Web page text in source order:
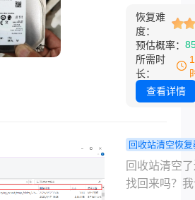
报价可能从
到上万元不
人困惑不已。
你坏在哪儿
元之间。 如
误删文件、
化这类软件
问题，300-
基本能搞定
响，需要开
修，那就要
起步，上不
恢复难
度：
预估概率：
所需时
长：
查看详情
回收站清空恢
w10系统回
文件删除了
回收站清空
找回来吗？